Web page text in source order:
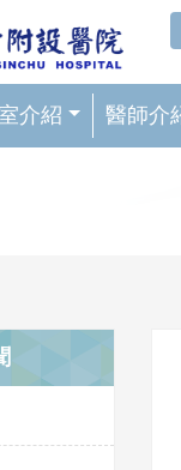
介紹 醫師介